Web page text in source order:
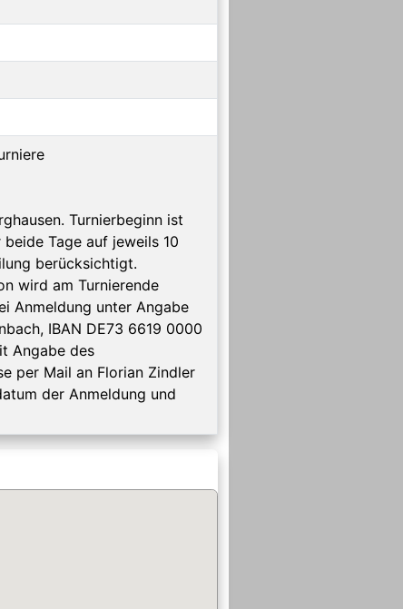
Turnierbeginn ist
Tage auf jeweils 10
berücksichtigt.
wird am Turnierende
Anmeldung unter Angabe
IBAN DE73 6619 0000
Angabe des
per Mail an Florian Zindler
der Anmeldung und